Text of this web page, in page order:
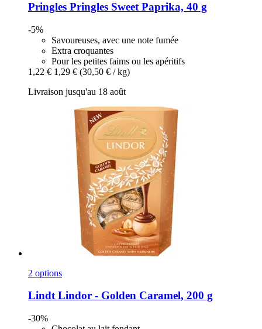
Pringles Pringles Sweet Paprika, 40 g
-5%
Savoureuses, avec une note fumée
Extra croquantes
Pour les petites faims ou les apéritifs
1,22 € 1,29 € (30,50 € / kg)
Livraison jusqu'au 18 août
2 options
LindtLindor -​ Golden Caramel, 200 g
-30%